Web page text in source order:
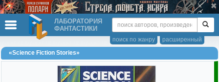
ЛАБОРАТОРИЯ
ФАНТАСТИКИ
расширенный
поиск по жанру
«Science Fiction Stories»